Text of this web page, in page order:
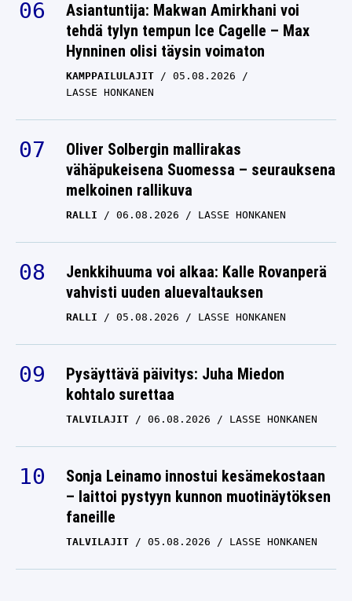
Asiantuntija: Makwan Amirkhani voi
tehdä tylyn tempun Ice Cagelle – Max
Hynninen olisi täysin voimaton
KAMPPAILULAJIT
05.08.2026
LASSE HONKANEN
Oliver Solbergin mallirakas
vähäpukeisena Suomessa – seurauksena
melkoinen rallikuva
RALLI 06.08.2026 LASSE HONKANEN
Jenkkihuuma voi alkaa: Kalle Rovanperä
vahvisti uuden aluevaltauksen
RALLI 05.08.2026 LASSE HONKANEN
Pysäyttävä päivitys: Juha Miedon
kohtalo surettaa
TALVILAJIT 06.08.2026 LASSE HONKANEN
Sonja Leinamo innostui kesämekostaan
– laittoi pystyyn kunnon muotinäytöksen
faneille
TALVILAJIT 05.08.2026 LASSE HONKANEN